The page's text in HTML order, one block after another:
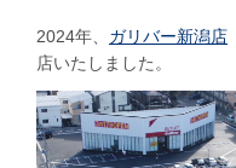
2024年、 ガリバー新潟店
店いたしました。